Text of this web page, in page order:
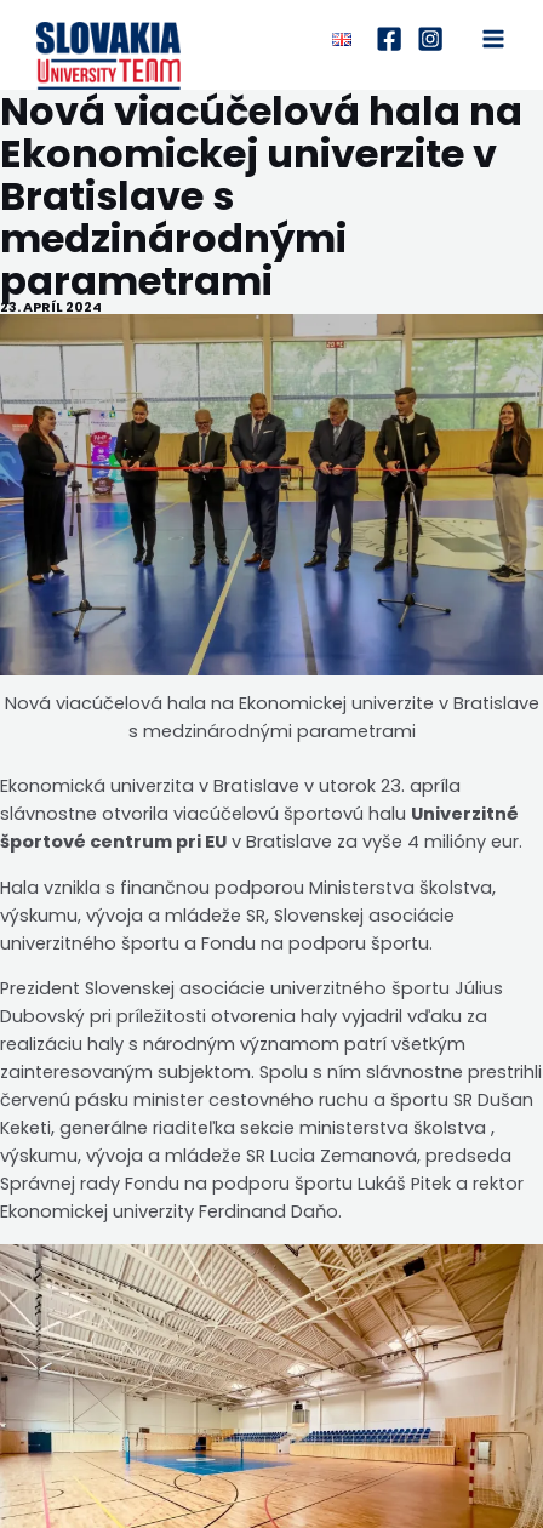
obsah
Main
Nová viacúčelová hala na
Ekonomickej univerzite v
Bratislave s
medzinárodnými
parametrami
23. APRÍL 2024
Nová viacúčelová hala na Ekonomickej univerzite v Bratislave
s medzinárodnými parametrami
Ekonomická univerzita v Bratislave v utorok 23. apríla
slávnostne otvorila viacúčelovú športovú halu Univerzitné
športové centrum pri EU v Bratislave za vyše 4 milióny eur.
Hala vznikla s finančnou podporou Ministerstva školstva,
výskumu, vývoja a mládeže SR, Slovenskej asociácie
univerzitného športu a Fondu na podporu športu.
Prezident Slovenskej asociácie univerzitného športu Július
Dubovský pri príležitosti otvorenia haly vyjadril vďaku za
realizáciu haly s národným významom patrí všetkým
zainteresovaným subjektom. Spolu s ním slávnostne prestrihli
červenú pásku minister cestovného ruchu a športu SR Dušan
Keketi, generálne riaditeľka sekcie ministerstva školstva ,
výskumu, vývoja a mládeže SR Lucia Zemanová, predseda
Správnej rady Fondu na podporu športu Lukáš Pitek a rektor
Ekonomickej univerzity Ferdinand Daňo.